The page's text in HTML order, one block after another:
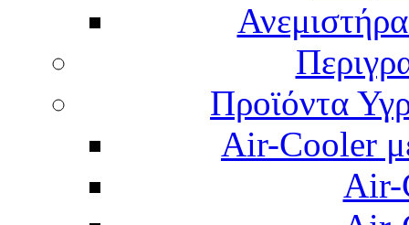
Προϊόντα
Air-Cooler
Air-